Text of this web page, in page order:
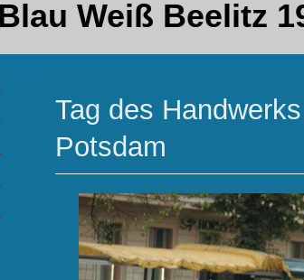
Weiß Beelitz
Tag des
Potsdam